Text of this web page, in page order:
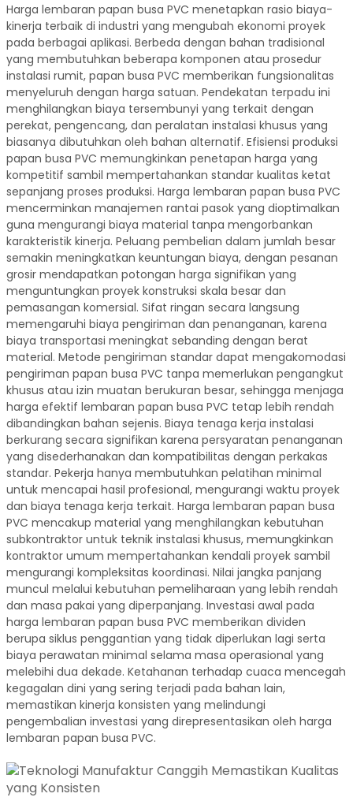
Harga lembaran papan busa PVC menetapkan rasio biaya-
kinerja terbaik di industri yang mengubah ekonomi proyek
pada berbagai aplikasi. Berbeda dengan bahan tradisional
yang membutuhkan beberapa komponen atau prosedur
instalasi rumit, papan busa PVC memberikan fungsionalitas
menyeluruh dengan harga satuan. Pendekatan terpadu ini
menghilangkan biaya tersembunyi yang terkait dengan
perekat, pengencang, dan peralatan instalasi khusus yang
biasanya dibutuhkan oleh bahan alternatif. Efisiensi produksi
papan busa PVC memungkinkan penetapan harga yang
kompetitif sambil mempertahankan standar kualitas ketat
sepanjang proses produksi. Harga lembaran papan busa PVC
mencerminkan manajemen rantai pasok yang dioptimalkan
guna mengurangi biaya material tanpa mengorbankan
karakteristik kinerja. Peluang pembelian dalam jumlah besar
semakin meningkatkan keuntungan biaya, dengan pesanan
grosir mendapatkan potongan harga signifikan yang
menguntungkan proyek konstruksi skala besar dan
pemasangan komersial. Sifat ringan secara langsung
memengaruhi biaya pengiriman dan penanganan, karena
biaya transportasi meningkat sebanding dengan berat
material. Metode pengiriman standar dapat mengakomodasi
pengiriman papan busa PVC tanpa memerlukan pengangkut
khusus atau izin muatan berukuran besar, sehingga menjaga
harga efektif lembaran papan busa PVC tetap lebih rendah
dibandingkan bahan sejenis. Biaya tenaga kerja instalasi
berkurang secara signifikan karena persyaratan penanganan
yang disederhanakan dan kompatibilitas dengan perkakas
standar. Pekerja hanya membutuhkan pelatihan minimal
untuk mencapai hasil profesional, mengurangi waktu proyek
dan biaya tenaga kerja terkait. Harga lembaran papan busa
PVC mencakup material yang menghilangkan kebutuhan
subkontraktor untuk teknik instalasi khusus, memungkinkan
kontraktor umum mempertahankan kendali proyek sambil
mengurangi kompleksitas koordinasi. Nilai jangka panjang
muncul melalui kebutuhan pemeliharaan yang lebih rendah
dan masa pakai yang diperpanjang. Investasi awal pada
harga lembaran papan busa PVC memberikan dividen
berupa siklus penggantian yang tidak diperlukan lagi serta
biaya perawatan minimal selama masa operasional yang
melebihi dua dekade. Ketahanan terhadap cuaca mencegah
kegagalan dini yang sering terjadi pada bahan lain,
memastikan kinerja konsisten yang melindungi
pengembalian investasi yang direpresentasikan oleh harga
lembaran papan busa PVC.